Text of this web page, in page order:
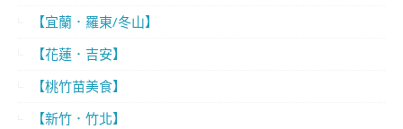
【宜蘭．羅東/冬山】
【花蓮．吉安】
【桃竹苗美食】
【新竹．竹北】